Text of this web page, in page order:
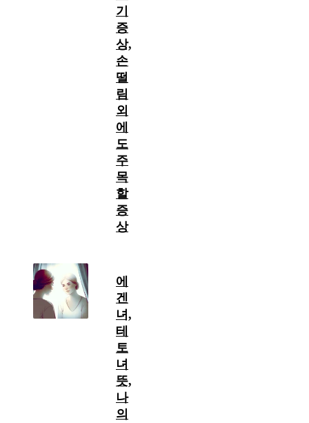
기
증
상,
손
떨
림
외
에
도
주
목
할
증
상
에
겐
녀,
테
토
녀
뜻,
나
의